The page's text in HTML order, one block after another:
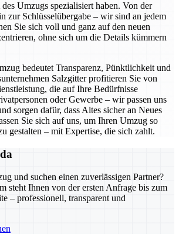
Umzugs spezialisiert haben. Von der
zur Schlüsselübergabe – wir sind an jedem
Sie sich voll und ganz auf den neuen
ohne sich um die Details kümmern
bedeutet Transparenz, Pünktlichkeit und
Salzgitter profitieren Sie von
die auf Ihre Bedürfnisse
oder Gewerbe – wir passen uns
sorgen dafür, dass Altes sicher an Neues
Sie sich auf uns, um Ihren Umzug so
gestalten – mit Expertise, die sich zahlt.
und suchen einen zuverlässigen Partner?
steht Ihnen von der ersten Anfrage bis zum
– professionell, transparent und